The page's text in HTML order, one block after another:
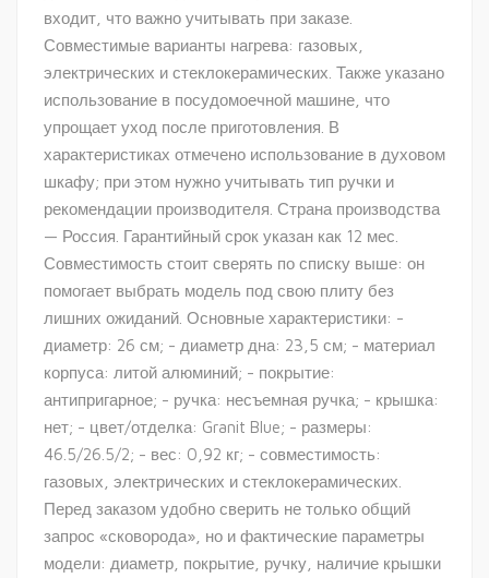
входит, что важно учитывать при заказе.
Совместимые варианты нагрева: газовых,
электрических и стеклокерамических. Также указано
использование в посудомоечной машине, что
упрощает уход после приготовления. В
характеристиках отмечено использование в духовом
шкафу; при этом нужно учитывать тип ручки и
рекомендации производителя. Страна производства
— Россия. Гарантийный срок указан как 12 мес.
Совместимость стоит сверять по списку выше: он
помогает выбрать модель под свою плиту без
лишних ожиданий. Основные характеристики: -
диаметр: 26 см; - диаметр дна: 23,5 см; - материал
корпуса: литой алюминий; - покрытие:
антипригарное; - ручка: несъемная ручка; - крышка:
нет; - цвет/отделка: Granit Blue; - размеры:
46.5/26.5/2; - вес: 0,92 кг; - совместимость:
газовых, электрических и стеклокерамических.
Перед заказом удобно сверить не только общий
запрос «сковорода», но и фактические параметры
модели: диаметр, покрытие, ручку, наличие крышки